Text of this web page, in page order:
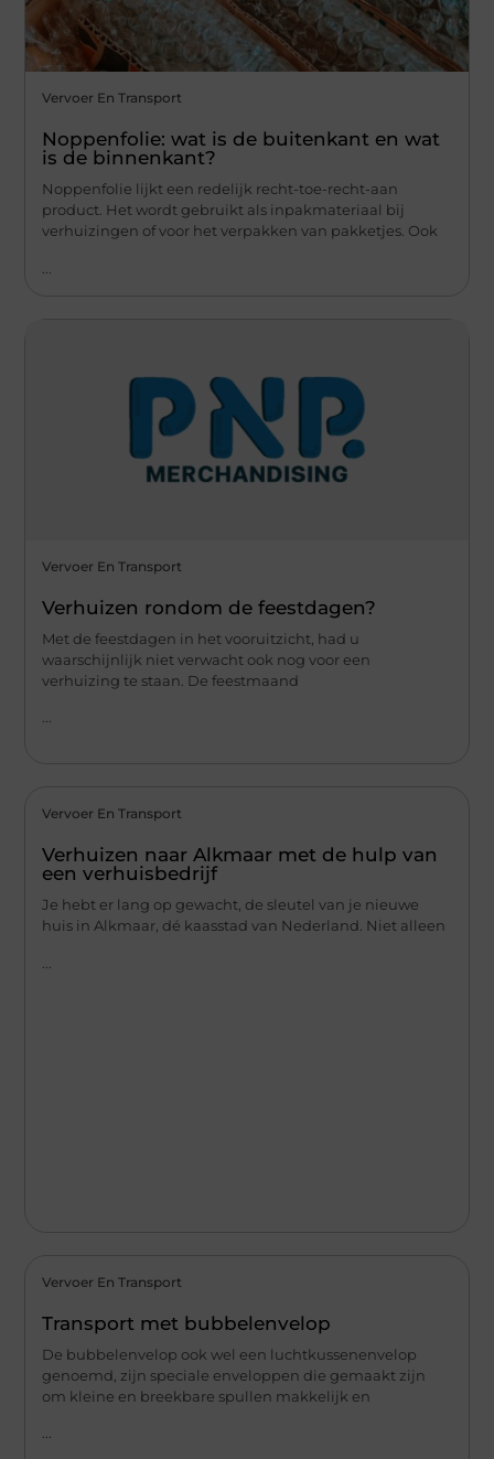
Vervoer En Transport
Noppenfolie: wat is de buitenkant en wat
is de binnenkant?
Noppenfolie lijkt een redelijk recht-toe-recht-aan
product. Het wordt gebruikt als inpakmateriaal bij
verhuizingen of voor het verpakken van pakketjes. Ook
Vervoer En Transport
Verhuizen rondom de feestdagen?
Met de feestdagen in het vooruitzicht, had u
waarschijnlijk niet verwacht ook nog voor een
verhuizing te staan. De feestmaand
Vervoer En Transport
Verhuizen naar Alkmaar met de hulp van
een verhuisbedrijf
Je hebt er lang op gewacht, de sleutel van je nieuwe
huis in Alkmaar, dé kaasstad van Nederland. Niet alleen
Vervoer En Transport
Transport met bubbelenvelop
De bubbelenvelop ook wel een luchtkussenenvelop
genoemd, zijn speciale enveloppen die gemaakt zijn
om kleine en breekbare spullen makkelijk en